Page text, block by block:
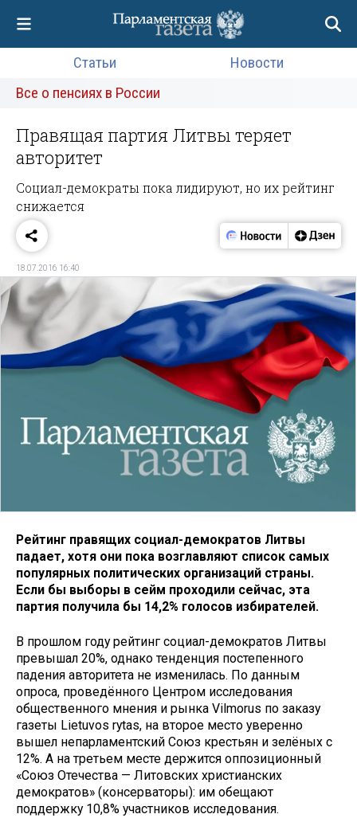
Статьи
Новости
Все о пенсиях в России
Правящая партия Литвы теряет
авторитет
Социал-демократы пока лидируют, но их рейтинг
снижается
18.07.2016 16:40
Рейтинг правящих социал-демократов Литвы
падает, хотя они пока возглавляют список самых
популярных политических организаций страны.
Если бы выборы в сейм проходили сейчас, эта
партия получила бы 14,2% голосов избирателей.
В прошлом году рейтинг социал-демократов Литвы
превышал 20%, однако тенденция постепенного
падения авторитета не изменилась. По данным
опроса, проведённого Центром исследования
общественного мнения и рынка Vilmorus по заказу
газеты Lietuvos rytas, на второе место уверенно
вышел непарламентский Союз крестьян и зелёных с
12%. А на третьем месте держится оппозиционный
«Союз Отечества — Литовских христианских
демократов» (консерваторы): им обещают
поддержку 10,8% участников исследования.